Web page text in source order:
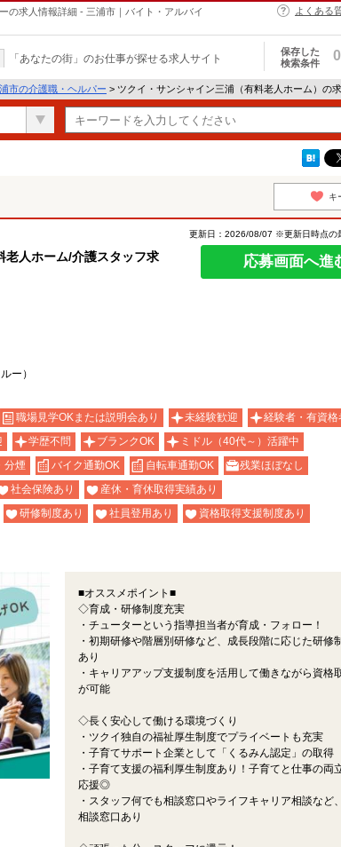
の求人情報詳細 - 三浦市｜バイト・アルバイ
よくある
「あなたの街」のお仕事が探せる求人サイト
保存した
検索条件
0
市の介護職・ヘルパー > ツクイ・サンシャイン三浦（有料老人ホーム）の
キ
老人ホーム/介護スタッフ求
更新日：2026/08/07 ※更新日時点の
応募画面へ進
ー）
職場見学OKまたは説明会あり 未経験歓迎
経験者・有資格
学歴不問 ブランクOK
ミドル（40代～）活躍中
分煙 バイク通勤OK 自転車通勤OK
残業ほぼなし
社会保険あり
産休・育休取得実績あり
研修制度あり 社員登用あり
資格取得支援制度あり
■オススメポイント■
◇育成・研修制度充実
・チューターという指導担当者が育成・フォロー！
・初期研修や階層別研修など、成長段階に応じた研修
あり
・キャリアアップ支援制度を活用して働きながら資格
が可能
◇長く安心して働ける環境づくり
・ツクイ独自の福祉厚生制度でプライベートも充実
・子育てサポート企業として「くるみん認定」の取得
・子育て支援の福利厚生制度あり！子育てと仕事の両
応援◎
・スタッフ何でも相談窓口やライフキャリア相談など
相談窓口あり